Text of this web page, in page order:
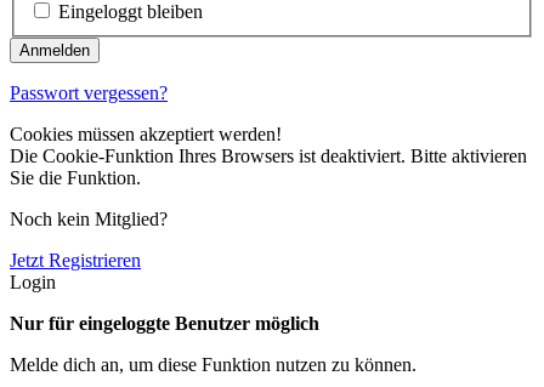
Eingeloggt bleiben
Passwort vergessen?
Cookies müssen akzeptiert werden!
Die Cookie-Funktion Ihres Browsers ist deaktiviert. Bitte aktivieren
Sie die Funktion.
Noch kein Mitglied?
Jetzt Registrieren
Login
Nur für eingeloggte Benutzer möglich
Melde dich an, um diese Funktion nutzen zu können.